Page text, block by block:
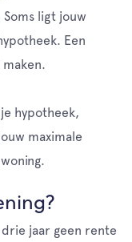
ligt jouw
Een
hypotheek,
maximale
jaar geen rente